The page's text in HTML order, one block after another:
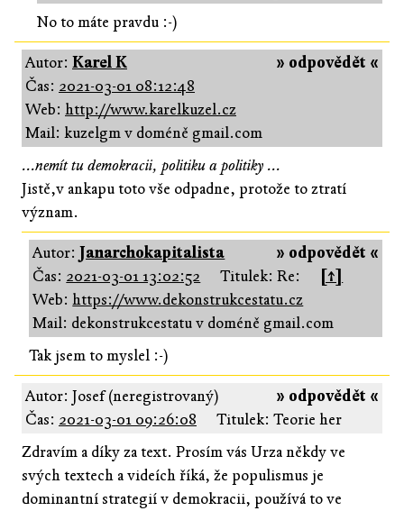
No to máte pravdu :-)
» odpovědět «
Autor: Karel K
Čas: 2021-03-01 08:12:48
Web: http://www.karelkuzel.cz
Mail: kuzelgm v doméně gmail.com
...nemít tu demokracii, politiku a politiky ...
Jistě,v ankapu toto vše odpadne, protože to ztratí
význam.
» odpovědět «
Autor:Janarchokapitalista
Čas: 2021-03-01 13:02:52 Titulek: Re:
[↑]
Web:https://www.dekonstrukcestatu.cz
Mail: dekonstrukcestatu v doméně gmail.com
Tak jsem to myslel :-)
» odpovědět «
Autor: Josef (neregistrovaný)
Čas: 2021-03-01 09:26:08
Titulek: Teorie her
Zdravím a díky za text. Prosím vás Urza někdy ve
svých textech a videích říká, že populismus je
dominantní strategií v demokracii, používá to ve